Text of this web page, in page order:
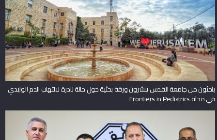
باحثون من جامعة القدس ينشرون ورقة بحثية حول حالة نادرة لالتهاب الدم الوليدي
في مجلة Frontiers in Pediatrics